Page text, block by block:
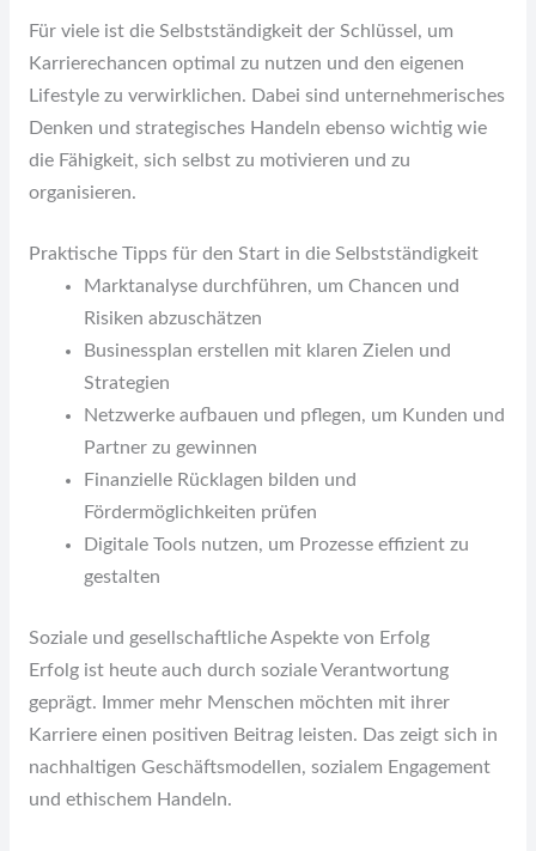
Für viele ist die Selbstständigkeit der Schlüssel, um
Karrierechancen optimal zu nutzen und den eigenen
Lifestyle zu verwirklichen. Dabei sind unternehmerisches
Denken und strategisches Handeln ebenso wichtig wie
die Fähigkeit, sich selbst zu motivieren und zu
organisieren.
Praktische Tipps für den Start in die Selbstständigkeit
Marktanalyse durchführen, um Chancen und
Risiken abzuschätzen
Businessplan erstellen mit klaren Zielen und
Strategien
Netzwerke aufbauen und pflegen, um Kunden und
Partner zu gewinnen
Finanzielle Rücklagen bilden und
Fördermöglichkeiten prüfen
Digitale Tools nutzen, um Prozesse effizient zu
gestalten
Soziale und gesellschaftliche Aspekte von Erfolg
Erfolg ist heute auch durch soziale Verantwortung
geprägt. Immer mehr Menschen möchten mit ihrer
Karriere einen positiven Beitrag leisten. Das zeigt sich in
nachhaltigen Geschäftsmodellen, sozialem Engagement
und ethischem Handeln.